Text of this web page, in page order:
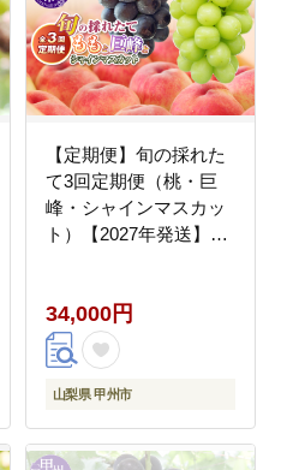
【定期便】旬の採れた
て3回定期便（桃・巨
峰・シャインマスカッ
ト）【2027年発送】
34,000円
山梨県 甲州市